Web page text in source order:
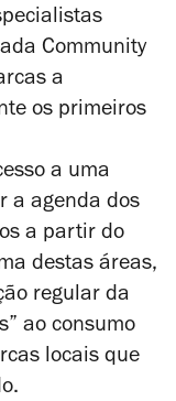
Community
a
os primeiros
a uma
a agenda dos
a partir do
destas áreas,
regular da
ao consumo
locais que